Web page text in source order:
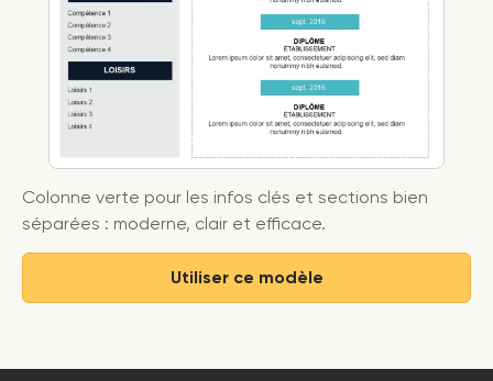
Colonne verte pour les infos clés et sections bien
séparées : moderne, clair et efficace.
Utiliser ce modèle